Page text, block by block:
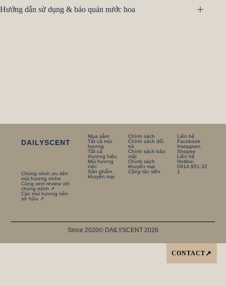
Hướng dẫn sử dụng & bảo quản nước hoa
DAILYSCENT
Chúng mình ưu tiên
mùi hương niche
Cùng xem review với
chúng mình ↗
Các mùi hương nên
sở hữu ↗
Mua sắm
Tất cả mùi
hương
Tất cả
thương hiệu
Mùi hương
mới
Sản phẩm
khuyến mại
Chính sách
Chính sách đổi
trà
Chính sách bảo
mật
Chính sách
khuyến mại
Cộng tác viên
Liên hệ
Facebook
Instagram
Shopee
Liên hệ
Hotline:
0914.951.32
1
Since 2020© DAILYSCENT 2026
CONTACT ↗